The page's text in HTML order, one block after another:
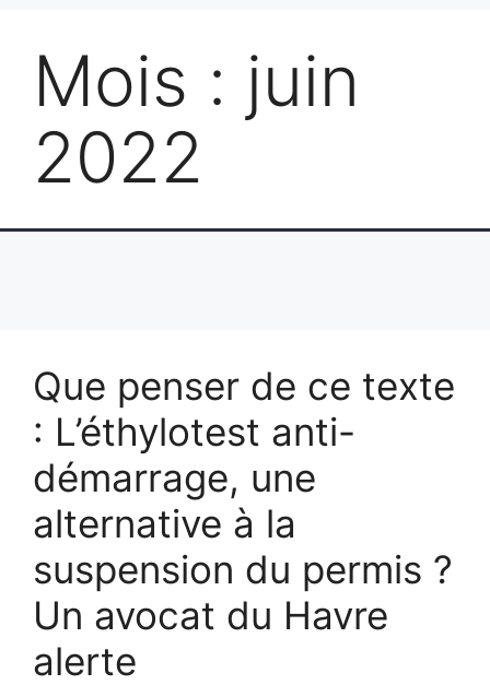
Mois : juin
2022
Que penser de ce texte
: L’éthylotest anti-
démarrage, une
alternative à la
suspension du permis ?
Un avocat du Havre
alerte